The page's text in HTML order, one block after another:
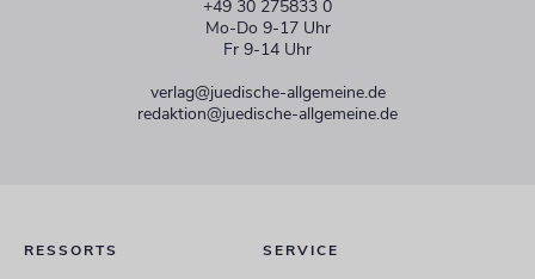
+49 30 275833 0
Mo-Do 9-17 Uhr
Fr 9-14 Uhr
verlag@juedische-allgemeine.de
redaktion@juedische-allgemeine.de
RESSORTS SERVICE